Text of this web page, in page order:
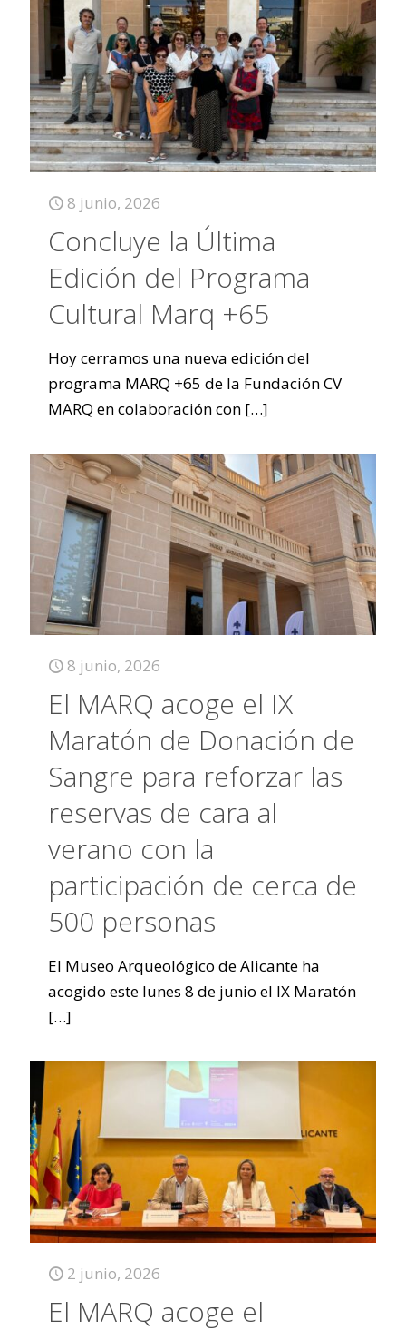
8 junio, 2026
Concluye la Última
Edición del Programa
Cultural Marq +65
Hoy cerramos una nueva edición del
programa MARQ +65 de la Fundación CV
MARQ en colaboración con […]
8 junio, 2026
El MARQ acoge el IX
Maratón de Donación de
Sangre para reforzar las
reservas de cara al
verano con la
participación de cerca de
500 personas
El Museo Arqueológico de Alicante ha
acogido este lunes 8 de junio el IX Maratón
[…]
2 junio, 2026
El MARQ acoge el